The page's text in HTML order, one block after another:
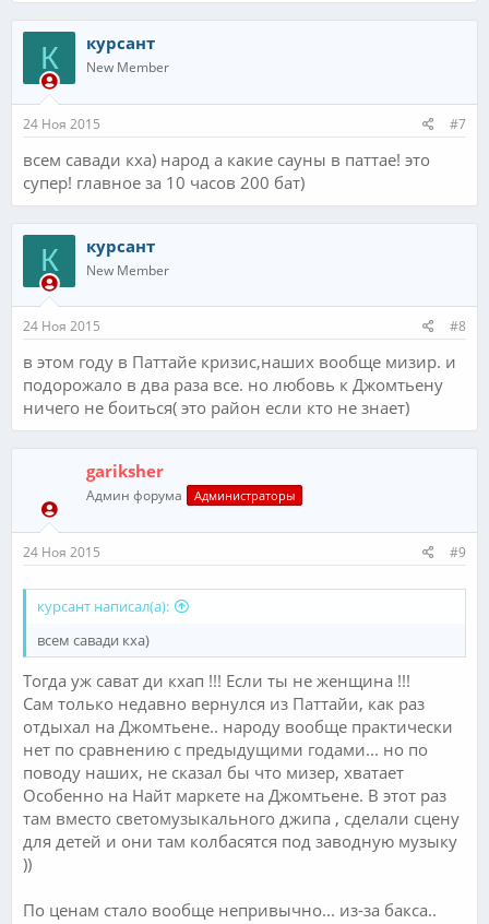
К курсант
New Member
24 Ноя 2015 #7
всем савади кха) народ а какие сауны в паттае! это
супер! главное за 10 часов 200 бат)
К курсант
New Member
24 Ноя 2015 #8
в этом году в Паттайе кризис,наших вообще мизир. и
подорожало в два раза все. но любовь к Джомтьену
ничего не боиться( это район если кто не знает)
gariksher
Админ форума Администраторы
24 Ноя 2015 #9
курсант написал(а):
всем савади кха)
Тогда уж сават ди кхап !!! Если ты не женщина !!!
Сам только недавно вернулся из Паттайи, как раз
отдыхал на Джомтьене.. народу вообще практически
нет по сравнению с предыдущими годами... но по
поводу наших, не сказал бы что мизер, хватает
Особенно на Найт маркете на Джомтьене. В этот раз
там вместо светомузыкального джипа , сделали сцену
для детей и они там колбасятся под заводную музыку
))
По ценам стало вообще непривычно... из-за бакса..